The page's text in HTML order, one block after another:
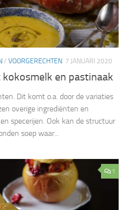
/ VOORGERECHTEN 7 JANUARI 2020
en pastinaak
Dit komt o.a. door de variaties
overige ingrediënten en
specerijen. Ook kan de structuur
soep waar...
1